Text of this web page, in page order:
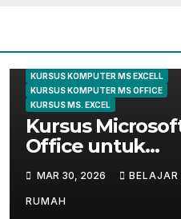
KURSUS KOMPUTER MS EXCELL
KURSUS KOMPUTER MS OFFICE
KURSUS MS. EXCEL
Kursus
Office untuk
Administrasi
Perkantoran di
Cileungsi
MAR 30, 2026 BELAJAR
RUMAH